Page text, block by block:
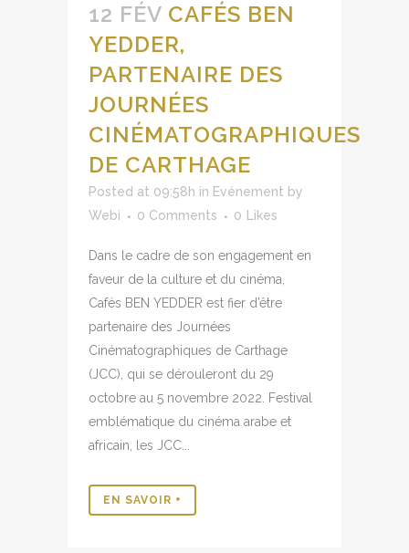
12 FÉV CAFÉS BEN
YEDDER,
PARTENAIRE DES
JOURNÉES
CINÉMATOGRAPHIQUES
DE CARTHAGE
Posted at 09:58h in Evénement by
Webi
0 Comments 0 Likes
Dans le cadre de son engagement en
faveur de la culture et du cinéma,
Cafés BEN YEDDER est fier d’être
partenaire des Journées
Cinématographiques de Carthage
(JCC), qui se dérouleront du 29
octobre au 5 novembre 2022. Festival
emblématique du cinéma arabe et
africain, les JCC...
EN SAVOIR +